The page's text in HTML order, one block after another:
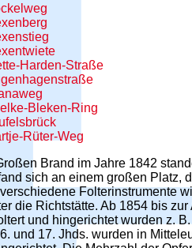
Harden-Straße
Bleken-Ring
Rüter-Weg
Brand im Jahre 1842
sich an einem großen Platz,
Folterinstrumente
die Richtstätte. Ab 1854 bis
und hingerichtet wurden z.
und 17. Jhds. wurden in